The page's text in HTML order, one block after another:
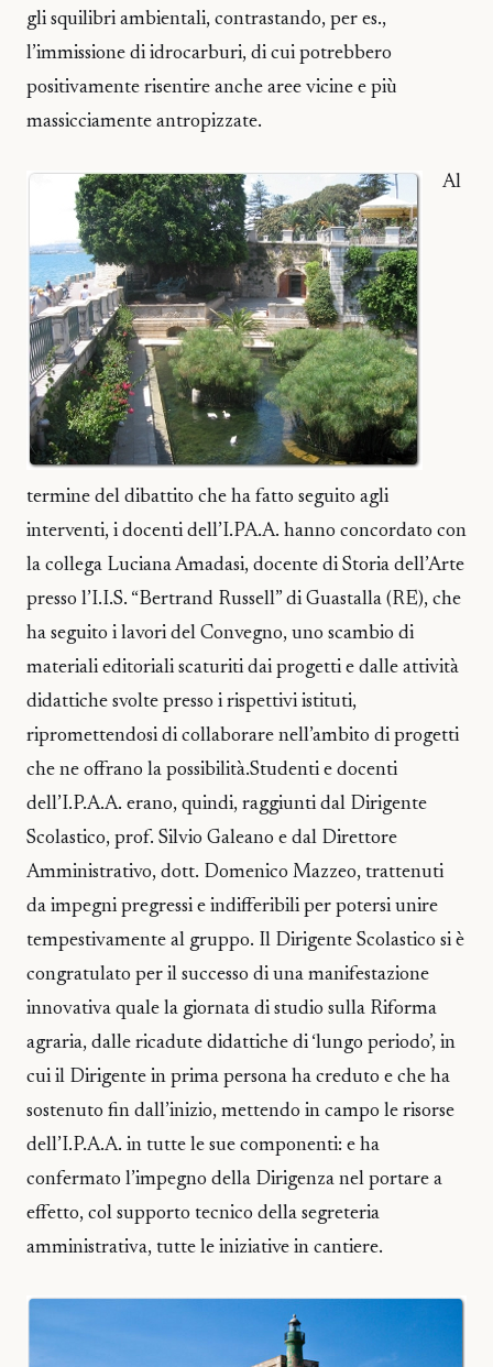
gli squilibri ambientali, contrastando, per es.,
l’immissione di idrocarburi, di cui potrebbero
positivamente risentire anche aree vicine e più
massicciamente antropizzate.
Al
termine del dibattito che ha fatto seguito agli
interventi, i docenti dell’I.PA.A. hanno concordato con
la collega Luciana Amadasi, docente di Storia dell’Arte
presso l’I.I.S. “Bertrand Russell” di Guastalla (RE), che
ha seguito i lavori del Convegno, uno scambio di
materiali editoriali scaturiti dai progetti e dalle attività
didattiche svolte presso i rispettivi istituti,
ripromettendosi di collaborare nell’ambito di progetti
che ne offrano la possibilità.Studenti e docenti
dell’I.P.A.A. erano, quindi, raggiunti dal Dirigente
Scolastico, prof. Silvio Galeano e dal Direttore
Amministrativo, dott. Domenico Mazzeo, trattenuti
da impegni pregressi e indifferibili per potersi unire
tempestivamente al gruppo. Il Dirigente Scolastico si è
congratulato per il successo di una manifestazione
innovativa quale la giornata di studio sulla Riforma
agraria, dalle ricadute didattiche di ‘lungo periodo’, in
cui il Dirigente in prima persona ha creduto e che ha
sostenuto fin dall’inizio, mettendo in campo le risorse
dell’I.P.A.A. in tutte le sue componenti: e ha
confermato l’impegno della Dirigenza nel portare a
effetto, col supporto tecnico della segreteria
amministrativa, tutte le iniziative in cantiere.